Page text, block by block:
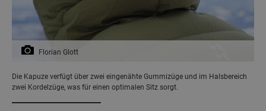
Florian Glott
Die Kapuze verfügt über zwei eingenähte Gummizüge und im Halsbereich
zwei Kordelzüge, was für einen optimalen Sitz sorgt.